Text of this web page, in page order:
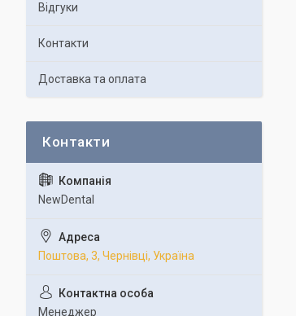
Відгуки
Контакти
Доставка та оплата
NewDental
Поштова, 3, Чернівці, Україна
Менеджер